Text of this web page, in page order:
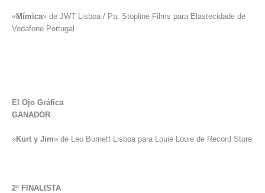
«Mímica» de JWT Lisboa / Pa: Stopline Films para Elastecidade de
Vodafone Portugal
El Ojo Gráfica
GANADOR
«Kurt y Jim» de Leo Burnett Lisboa para Louie Louie de Record Store
2º FINALISTA